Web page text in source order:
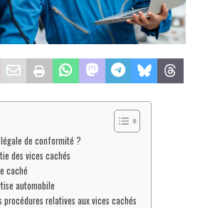
de conformité ?
des vices cachés
caché
automobile
procédures relatives aux vices cachés